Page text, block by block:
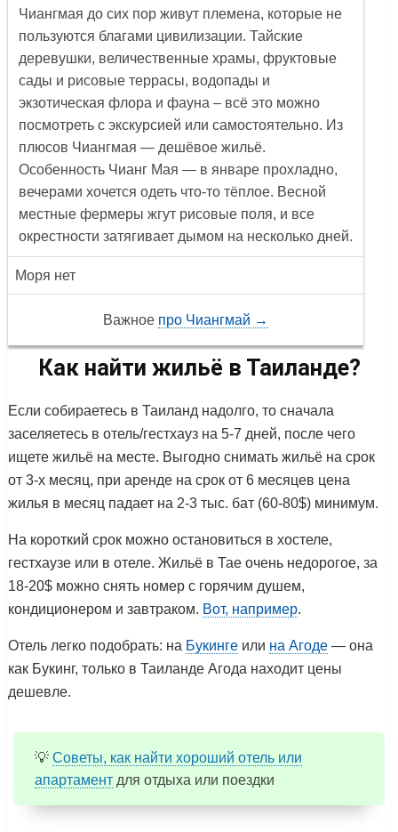
Чиангмая до сих пор живут племена, которые не
пользуются благами цивилизации. Тайские
деревушки, величественные храмы, фруктовые
сады и рисовые террасы, водопады и
экзотическая флора и фауна – всё это можно
посмотреть с экскурсией или самостоятельно. Из
плюсов Чиангмая — дешёвое жильё.
Особенность Чианг Мая — в январе прохладно,
вечерами хочется одеть что-то тёплое. Весной
местные фермеры жгут рисовые поля, и все
окрестности затягивает дымом на несколько дней.
Моря нет
Важное про Чиангмай →
Как найти жильё в Таиланде?
Если собираетесь в Таиланд надолго, то сначала
заселяетесь в отель/гестхауз на 5-7 дней, после чего
ищете жильё на месте. Выгодно снимать жильё на срок
от 3-х месяц, при аренде на срок от 6 месяцев цена
жилья в месяц падает на 2-3 тыс. бат (60-80$) минимум.
На короткий срок можно остановиться в хостеле,
гестхаузе или в отеле. Жильё в Тае очень недорогое, за
18-20$ можно снять номер с горячим душем,
кондиционером и завтраком. Вот, например.
Отель легко подобрать: на Букингеили на Агоде— она
как Букинг, только в Таиланде Агода находит цены
дешевле.
💡Советы, как найти хороший отель или
апартамент для отдыха или поездки